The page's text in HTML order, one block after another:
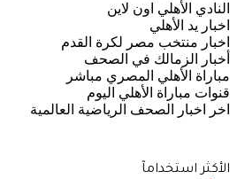
النادي الأهلي اون لاين
اخبار يد الأهلي
اخبار منتخب مصر لكرة القدم
أخبار الزمالك في الصحف
مباراة الأهلي المصري مباشر
قنوات مباراة الأهلي اليوم
اخر اخبار الصحف الرياضية العالمية
الأكثر استخدامآ